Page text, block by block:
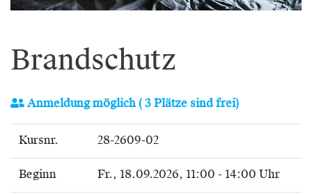
Brandschutz
Anmeldung möglich( 3 Plätze sind frei)
Kursnr. 28-2609-02
Beginn Fr., 18.09.2026, 11:00 - 14:00 Uhr